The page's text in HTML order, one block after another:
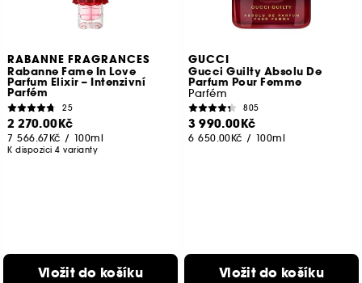
RABANNE FRAGRANCES
Rabanne Fame In Love
Parfum Elixir – Intenzivní
Parfém
25
2 270.00Kč
7 566.67Kč / 100ml
K dispozici 4 varianty
Vložit do košíku
GUCCI
Gucci Guilty Absolu De
Parfum Pour Femme
Parfém
805
3 990.00Kč
6 650.00Kč / 100ml
Vložit do košíku